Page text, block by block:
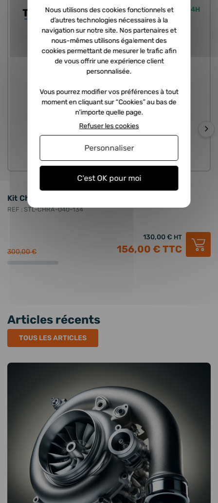
›
Expédié sous 24H
Kit Chra neuf - 2.8 D 150cv, 2.8 CRD 160cv
REF : STL-CHRA-040-134
300,00 €
130,00 € HT
156,00 € TTC
Articles récents
TOUS LES ARTICLES
Nous utilisons des cookies fonctionnels et
d’autres technologies nécessaires à la
navigation sur notre site. Nos partenaires et
nous-mêmes utilisons également des
cookies permettant de mesurer le trafic afin
de vous offrir une expérience client
personnalisée.
Vous pourrez modifier vos préférences à tout
moment en cliquant sur “Cookies” au bas de
n'importe quelle page.
C'est OK pour moi
Refuser les cookies
Personnaliser